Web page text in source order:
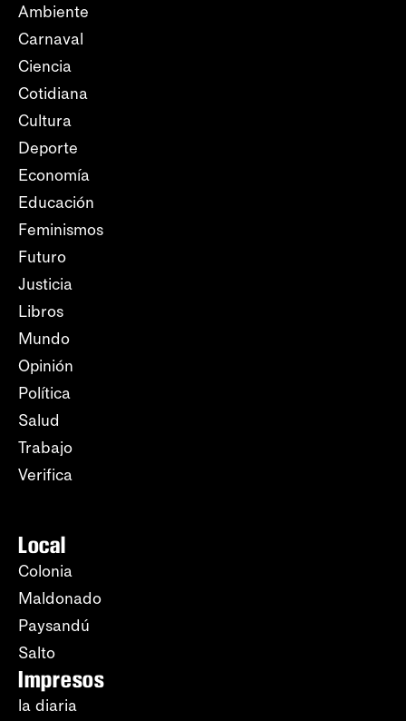
Ambiente
Carnaval
Ciencia
Cotidiana
Cultura
Deporte
Economía
Educación
Feminismos
Futuro
Justicia
Libros
Mundo
Opinión
Política
Salud
Trabajo
Verifica
Local
Colonia
Maldonado
Paysandú
Salto
Impresos
la diaria